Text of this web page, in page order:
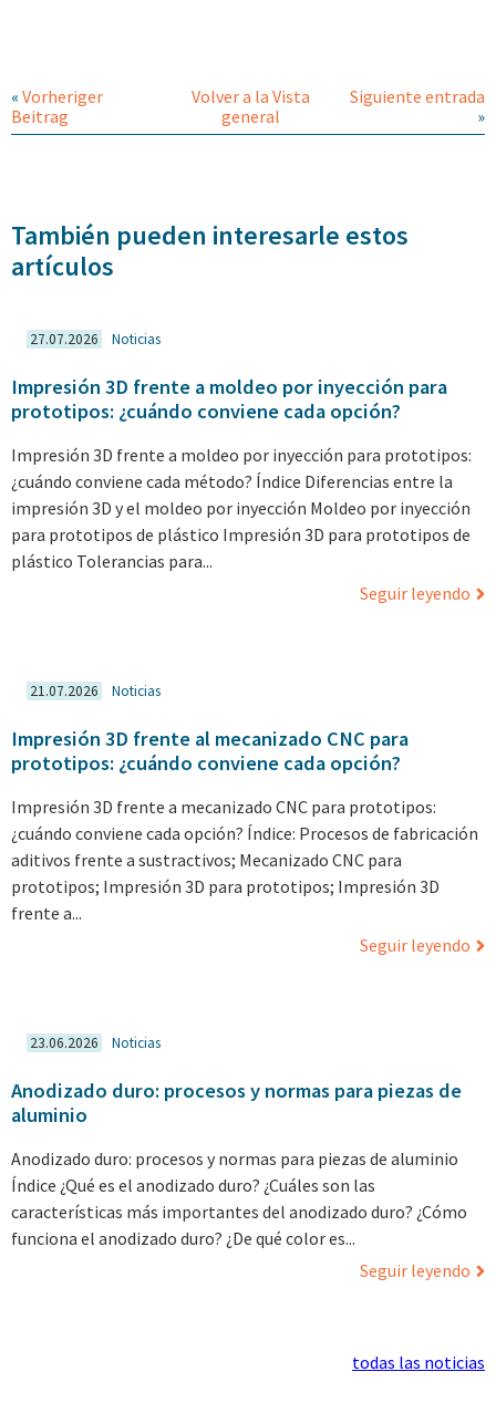
« Vorheriger
Beitrag
Volver a la Vista
general
Siguiente entrada
»
También pueden interesarle estos
artículos
27.07.2026 Noticias
Impresión 3D frente a moldeo por inyección para
prototipos: ¿cuándo conviene cada opción?
Impresión 3D frente a moldeo por inyección para prototipos:
¿cuándo conviene cada método? Índice Diferencias entre la
impresión 3D y el moldeo por inyección Moldeo por inyección
para prototipos de plástico Impresión 3D para prototipos de
plástico Tolerancias para...
Seguir leyendo
21.07.2026 Noticias
Impresión 3D frente al mecanizado CNC para
prototipos: ¿cuándo conviene cada opción?
Impresión 3D frente a mecanizado CNC para prototipos:
¿cuándo conviene cada opción? Índice: Procesos de fabricación
aditivos frente a sustractivos; Mecanizado CNC para
prototipos; Impresión 3D para prototipos; Impresión 3D
frente a...
Seguir leyendo
23.06.2026 Noticias
Anodizado duro: procesos y normas para piezas de
aluminio
Anodizado duro: procesos y normas para piezas de aluminio
Índice ¿Qué es el anodizado duro? ¿Cuáles son las
características más importantes del anodizado duro? ¿Cómo
funciona el anodizado duro? ¿De qué color es...
Seguir leyendo
todas las noticias